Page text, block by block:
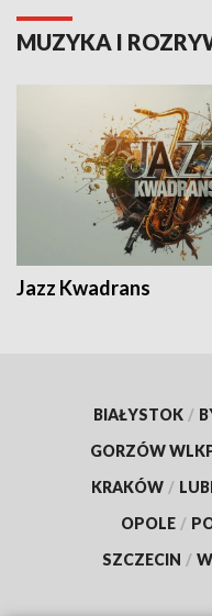
MUZYKA I
Jazz Kwadrans
BIAŁYSTOK /
GORZÓW
KRAKÓW /
OPOLE /
SZCZECIN /